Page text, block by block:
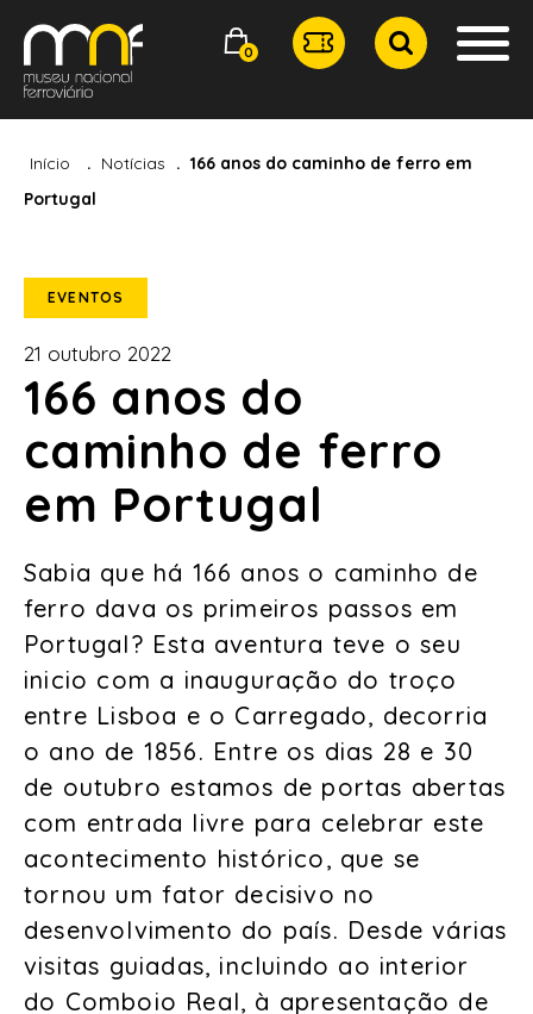
0
Início Notícias
166 anos do caminho de ferro em
Portugal
EVENTOS
21 outubro 2022
166 anos do
caminho de ferro
em Portugal
Sabia que há 166 anos o caminho de
ferro dava os primeiros passos em
Portugal? Esta aventura teve o seu
inicio com a inauguração do troço
entre Lisboa e o Carregado, decorria
o ano de 1856. Entre os dias 28 e 30
de outubro estamos de portas abertas
com entrada livre para celebrar este
acontecimento histórico, que se
tornou um fator decisivo no
desenvolvimento do país. Desde várias
visitas guiadas, incluindo ao interior
do Comboio Real, à apresentação de